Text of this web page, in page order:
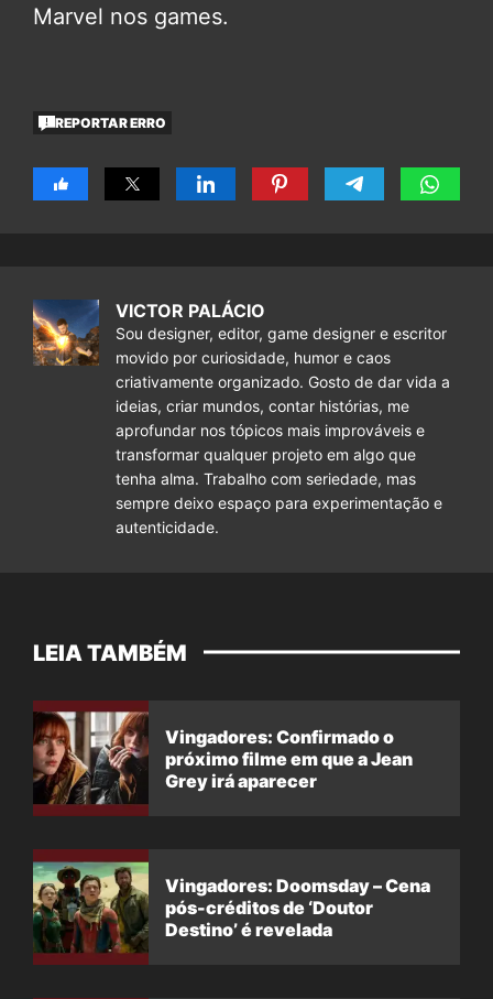
Marvel nos games.
REPORTAR ERRO
VICTOR PALÁCIO
Sou designer, editor, game designer e escritor
movido por curiosidade, humor e caos
criativamente organizado. Gosto de dar vida a
ideias, criar mundos, contar histórias, me
aprofundar nos tópicos mais improváveis e
transformar qualquer projeto em algo que
tenha alma. Trabalho com seriedade, mas
sempre deixo espaço para experimentação e
autenticidade.
LEIA TAMBÉM
Vingadores: Confirmado o
próximo filme em que a Jean
Grey irá aparecer
Vingadores: Doomsday – Cena
pós-créditos de ‘Doutor
Destino’ é revelada